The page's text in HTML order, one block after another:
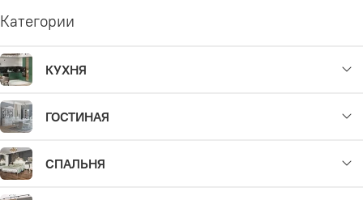
Категории
КУХНЯ
ГОСТИНАЯ
СПАЛЬНЯ